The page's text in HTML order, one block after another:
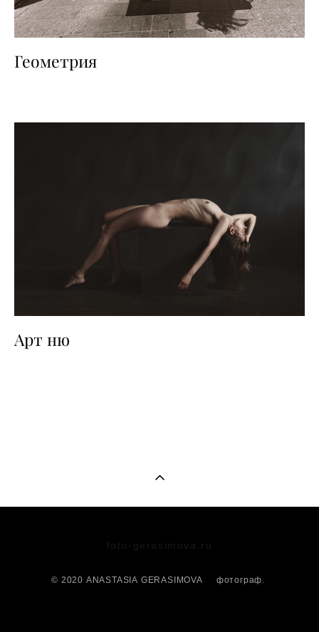
Геометрия
Арт ню
foto-gerasimova.ru
© 2020 ANASTASIA GERASIMOVA фотограф.